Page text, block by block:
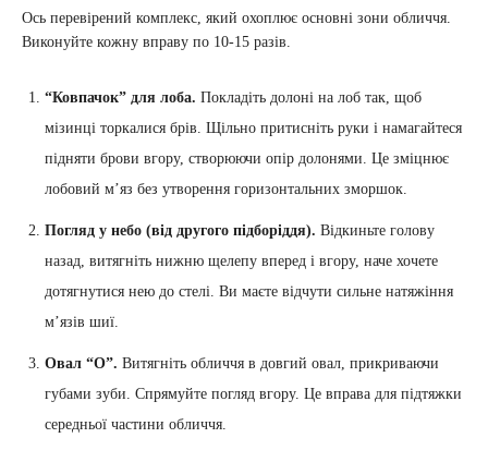
Ось перевірений комплекс, який охоплює основні зони обличчя.
Виконуйте кожну вправу по 10-15 разів.
“Ковпачок” для лоба. Покладіть долоні на лоб так, щоб
мізинці торкалися брів. Щільно притисніть руки і намагайтеся
підняти брови вгору, створюючи опір долонями. Це зміцнює
лобовий м’яз без утворення горизонтальних зморшок.
Погляд у небо (від другого підборіддя). Відкиньте голову
назад, витягніть нижню щелепу вперед і вгору, наче хочете
дотягнутися нею до стелі. Ви маєте відчути сильне натяжіння
м’язів шиї.
Овал “О”. Витягніть обличчя в довгий овал, прикриваючи
губами зуби. Спрямуйте погляд вгору. Це вправа для підтяжки
середньої частини обличчя.